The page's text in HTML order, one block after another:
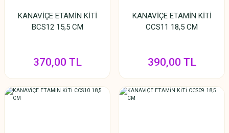
KANAVİÇE ETAMİN KİTİ
BCS12 15,5 CM
370,00 TL
KANAVİÇE ETAMİN KİTİ
CCS11 18,5 CM
390,00 TL